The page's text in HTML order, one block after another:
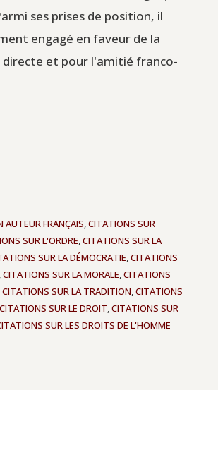
ses prises de position, il
engagé en faveur de la
et pour l'amitié franco-
AUTEUR FRANÇAIS,CITATIONS SUR
SUR L'ORDRE,CITATIONS SUR LA
SUR LA DÉMOCRATIE,CITATIONS
,CITATIONS SUR LA MORALE,CITATIONS
CITATIONS SUR LA TRADITION,CITATIONS
CITATIONS SUR LE DROIT,CITATIONS SUR
SUR LES DROITS DE L'HOMME